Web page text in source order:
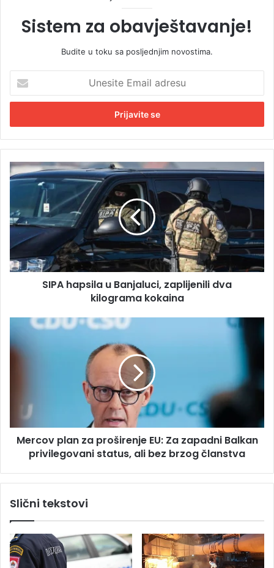
Sistem za obavještavanje!
Budite u toku sa posljednjim novostima.
e
i
t
E
m
l
a
r
e
S
I
h
p
s
i
a
n
p
i
n
i
SIPA hapsila u Banjaluci, zaplijenili dva
kilograma kokaina
e
r
a
o
r
e
Mercov plan za proširenje EU: Za zapadni Balkan
privilegovani status, ali bez brzog članstva
Slični tekstovi